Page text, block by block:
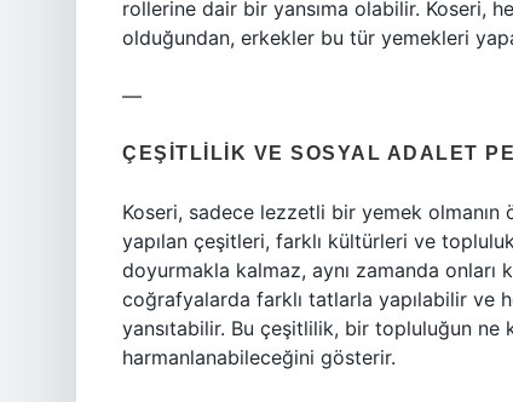
rollerine dair bir yansıma olabilir. Koseri,
olduğundan, erkekler bu tür yemekleri
—
ÇEŞITLILIK VE SOSYAL ADALET
Koseri, sadece lezzetli bir yemek
yapılan çeşitleri, farklı kültürleri ve
doyurmakla kalmaz, aynı zamanda
coğrafyalarda farklı tatlarla yapılabilir ve
yansıtabilir. Bu çeşitlilik, bir topluluğun ne
harmanlanabileceğini gösterir.